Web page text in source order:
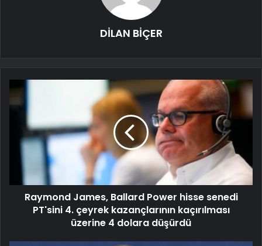
DİLAN BİÇER
Raymond James, Ballard Power hisse senedi
PT'sini 4. çeyrek kazançlarının kaçırılması
üzerine 4 dolara düşürdü